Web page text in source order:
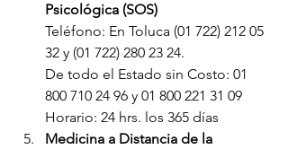
Psicológica (SOS)
Teléfono: En Toluca (01 722) 212 05
32 y (01 722) 280 23 24.
De todo el Estado sin Costo: 01
800 710 24 96 y 01 800 221 31 09
Horario: 24 hrs. los 365 días
Medicina a Distancia de la